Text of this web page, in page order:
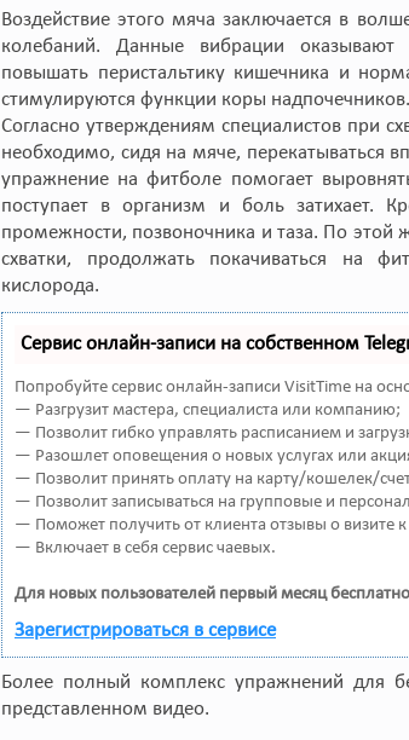
Воздействие этого мяча заключается в
колебаний. Данные вибрации
повышать перистальтику кишечника и
стимулируются функции коры надпочечников.
Согласно утверждениям специалистов при
необходимо, сидя на мяче, перекатываться
упражнение на фитболе помогает
поступает в организм и боль затихает.
промежности, позвоночника и таза. По этой
схватки, продолжать покачиваться на
кислорода.
Сервис онлайн-записи на собственном
Попробуйте сервис онлайн-записи VisitTime на
— Разгрузит мастера, специалиста или компанию;
— Позволит гибко управлять расписанием и
— Разошлет оповещения о новых услугах или
— Позволит принять оплату на карту/кошелек/
— Позволит записываться на групповые и
— Поможет получить от клиента отзывы о визите
— Включает в себя сервис чаевых.
Для новых пользователей первый месяц
Зарегистрироваться в сервисе
Более полный комплекс упражнений для
представленном видео.